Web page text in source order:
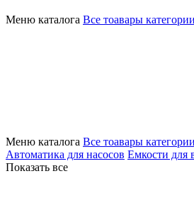
Меню каталога Все тоавары категории
Меню каталога Все тоавары категории
Автоматика для насосов Емкости для
Показать все